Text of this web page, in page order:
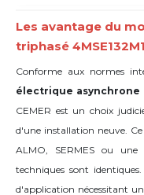
Les avantage du
triphasé
Conforme aux normes
électrique asynchrone
CEMER est un choix
d'une installation neuve.
ALMO, SERMES ou
techniques sont
d'application nécessitant